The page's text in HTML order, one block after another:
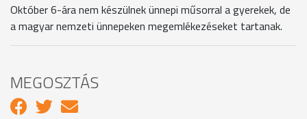
Október 6-ára nem készülnek ünnepi műsorral a gyerekek, de
a magyar nemzeti ünnepeken megemlékezéseket tartanak.
MEGOSZTÁS